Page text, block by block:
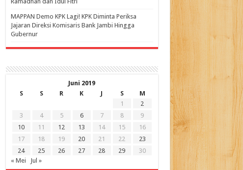
‎MAPPAN Demo KPK Lagi! KPK Diminta Periksa
Jajaran Direksi Komisaris Bank Jambi Hingga
Gubernur ‎
Juni 2019
S
S R K J S
M
1
2
3
4 5 6 7 8
9
10
11 12 13 14 15
16
17
18 19 20 21 22
23
24
25 26 27 28 29
30
« Mei
Jul »